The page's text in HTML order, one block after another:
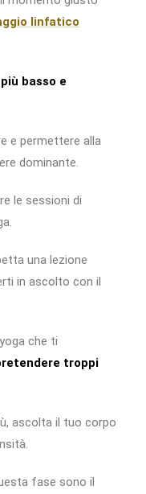
linfatico
basso e
e permettere alla
dominante.
le sessioni di
una lezione
in ascolto con il
che ti
troppi
ascolta il tuo corpo
fase sono il